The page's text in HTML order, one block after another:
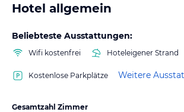
Hotel allgemein
Beliebteste Ausstattungen:
Wifi kostenfrei Hoteleigener Strand
Kostenlose Parkplätze Weitere
Gesamtzahl Zimmer